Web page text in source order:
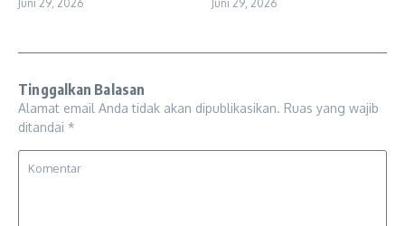
Juni 29, 2026 Juni 29, 2026
Tinggalkan Balasan
Alamat email Anda tidak akan dipublikasikan. Ruas yang wajib
ditandai *